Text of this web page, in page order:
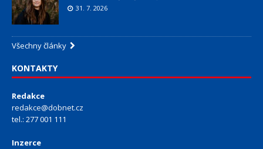
31. 7. 2026
Všechny články
KONTAKTY
Redakce
redakce@dobnet.cz
tel.: 277 001 111
Inzerce